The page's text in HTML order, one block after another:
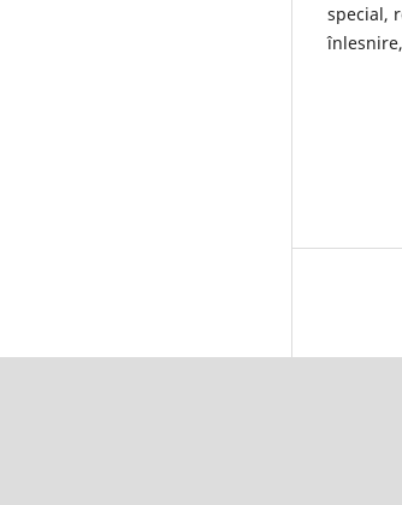
special,